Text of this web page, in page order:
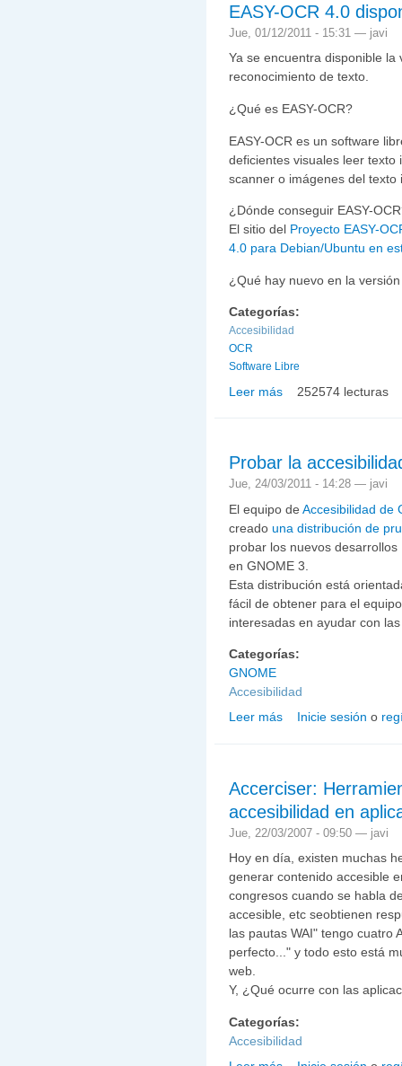
EASY-OCR 4.0
Jue, 01/12/2011 - 15:31 — javi
Ya se encuentra disponible
reconocimiento de texto.
¿Qué es EASY-OCR?
EASY-OCR es un software
deficientes visuales leer
scanner o imágenes del texto
¿Dónde conseguir EASY-
El sitio del Proyecto EASY-
4.0 para Debian/Ubuntu en
¿Qué hay nuevo en la
Categorías:
Accesibilidad
OCR
Software Libre
Leer más sobre EASY-OCR 4.0
252574 lecturas
Probar la
Jue, 24/03/2011 - 14:28 — javi
El equipo de Accesibilidad de
creado una distribución de
probar los nuevos desarrollos
en GNOME 3.
Esta distribución está
fácil de obtener para el
interesadas en ayudar con
Categorías:
GNOME
Accesibilidad
Leer más sobre Probar la
Inicie sesión o
Accerciser:
accesibilidad en
Jue, 22/03/2007 - 09:50 — javi
Hoy en día, existen muchas
generar contenido accesible
congresos cuando se habla
accesible, etc seobtienen
las pautas WAI" tengo cuatro
perfecto..." y todo esto está
web.
Y, ¿Qué ocurre con las
Categorías:
Accesibilidad